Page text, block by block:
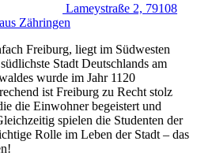
Lameystraße 2, 79108
Zähringen
Freiburg, liegt im Südwesten
Stadt Deutschlands am
wurde im Jahr 1120
ist Freiburg zu Recht stolz
die Einwohner begeistert und
spielen die Studenten der
Rolle im Leben der Stadt – das